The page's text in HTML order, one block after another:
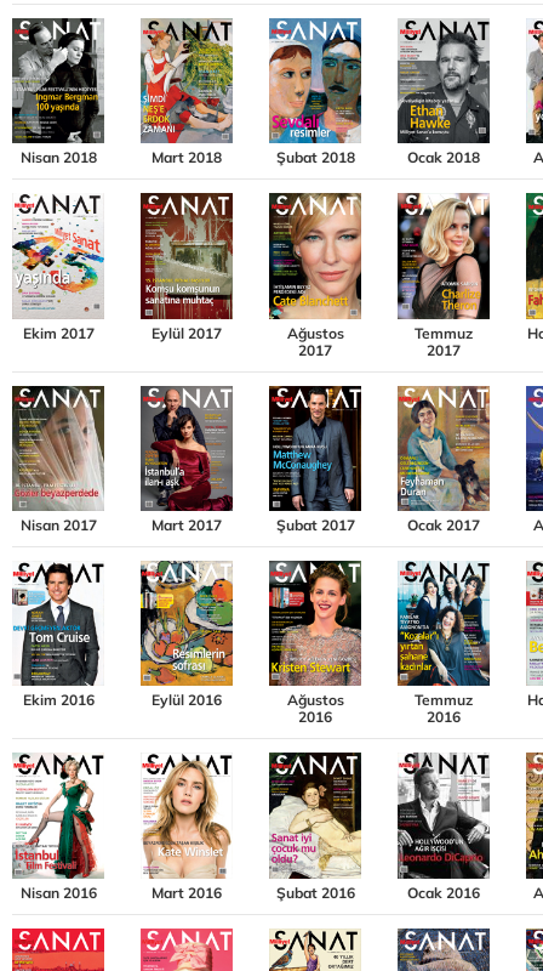
Nisan 2018 Mart 2018 Şubat 2018 Ocak 2018
Ekim 2017 Eylül 2017
Ağustos
2017
Temmuz
2017
Nisan 2017 Mart 2017 Şubat 2017 Ocak 2017
Ekim 2016 Eylül 2016
Ağustos
2016
Temmuz
2016
Nisan 2016 Mart 2016 Şubat 2016 Ocak 2016